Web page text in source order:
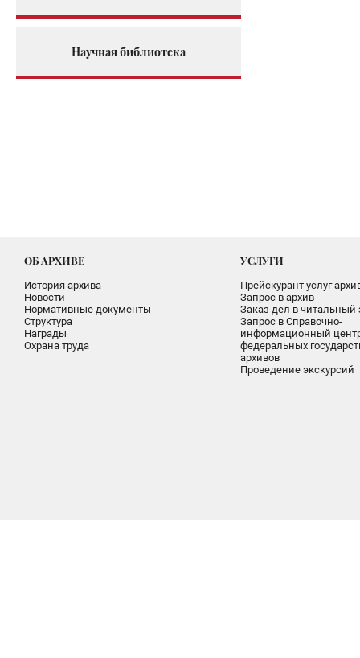
Научная библиотека
ОБ АРХИВЕ
История архива
Новости
Нормативные документы
Структура
Награды
Охрана труда
УСЛУГИ
Прейскурант услуг
Запрос в архив
Заказ дел в читальный
Запрос в Справочно-
информационный
федеральных
архивов
Проведение экскурсий